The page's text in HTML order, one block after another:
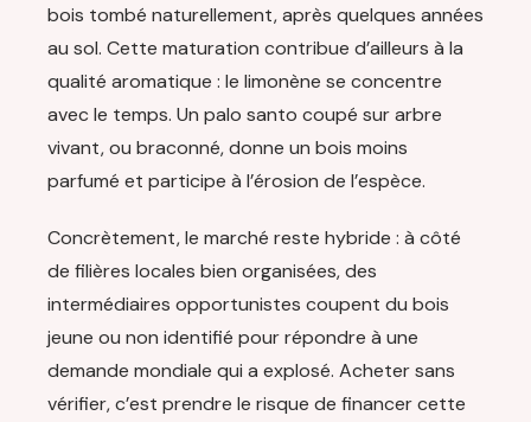
bois tombé naturellement, après quelques années
au sol. Cette maturation contribue d’ailleurs à la
qualité aromatique : le limonène se concentre
avec le temps. Un palo santo coupé sur arbre
vivant, ou braconné, donne un bois moins
parfumé et participe à l’érosion de l’espèce.
Concrètement, le marché reste hybride : à côté
de filières locales bien organisées, des
intermédiaires opportunistes coupent du bois
jeune ou non identifié pour répondre à une
demande mondiale qui a explosé. Acheter sans
vérifier, c’est prendre le risque de financer cette